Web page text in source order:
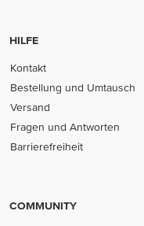
HILFE
Kontakt
Bestellung und Umtausch
Versand
Fragen und Antworten
Barrierefreiheit
COMMUNITY